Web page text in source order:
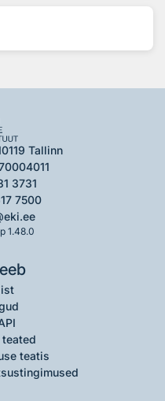
Tallinn
3731
7500
1.48.0
teatis